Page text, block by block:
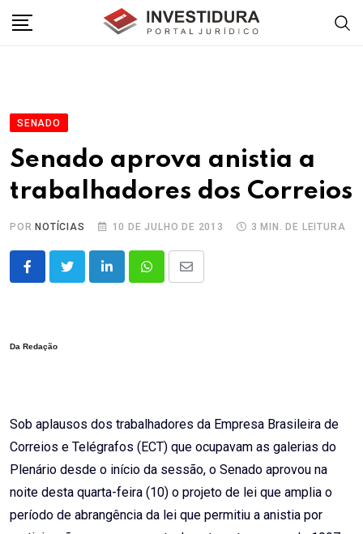
SENADO
Senado aprova anistia a
trabalhadores dos Correios
POR NOTÍCIAS 10 DE JULHO DE 2013 3 MIN. DE LEITURA
LinkedInWhatsappShare
Da Redação
Sob aplausos dos trabalhadores da Empresa Brasileira de
Correios e Telégrafos (ECT) que ocupavam as galerias do
Plenário desde o início da sessão, o Senado aprovou na
noite desta quarta-feira (10) o projeto de lei que amplia o
período de abrangência da lei que permitiu a anistia por